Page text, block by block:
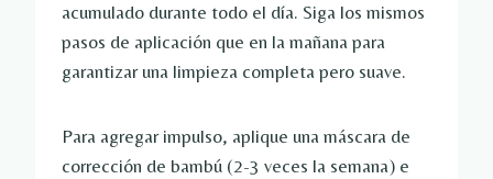
acumulado durante todo el día. Siga los mismos
pasos de aplicación que en la mañana para
garantizar una limpieza completa pero suave.
Para agregar impulso, aplique una máscara de
corrección de bambú (2-3 veces la semana) e